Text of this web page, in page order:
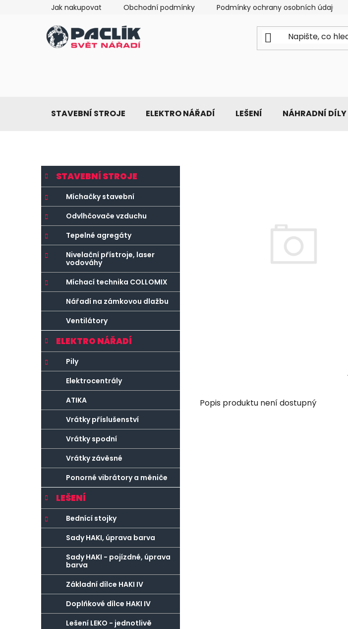
Jak nakupovat Obchodní podmínky Podmínky ochrany osobních údajů
STAVEBNÍ STROJE ELEKTRO NÁŘADÍ LEŠENÍ NÁHRADNÍ DÍLY
P
o
s
t
r
a
n
n
í
p
n
e
Přeskočit
kategorie
K
a
e
g
o
i
e
STAVEBNÍ STROJE
Míchačky stavební
Odvlhčovače vzduchu
Tepelné agregáty
Nivelační přístroje, laser
vodováhy
Míchací technika COLLOMIX
Nářadí na zámkovou dlažbu
Ventilátory
ELEKTRO NÁŘADÍ
Pily
Elektrocentrály
ATIKA
Vrátky příslušenství
Vrátky spodní
Vrátky závěsné
Ponorné vibrátory a měniče
LEŠENÍ
Bednící stojky
Sady HAKI, úprava barva
Sady HAKI - pojízdné, úprava
barva
Základní dílce HAKI IV
Doplňkové dílce HAKI IV
Lešení LEKO - jednotlivě
Popis produktu není dostupný